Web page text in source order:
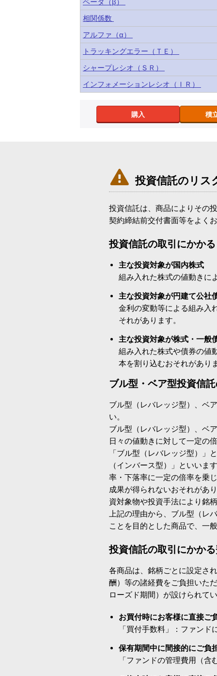
ベータ（β）
相関係数
アルファ（α）
トラッキングエラー（ＴＥ）
シャープレシオ（ＳＲ）
インフォメーションレシオ（ＩＲ）
購入 積
 投資信託のリス
投資信託は、商品によりその
契約締結前交付書面等をよく
投資信託の取引にかか
主な投資対象が国内株式
組み入れた株式の値動きに
主な投資対象が円建て公社
金利の変動等による組み入
それがあります。
主な投資対象が株式・一般
組み入れた株式や債券の値
本を割り込むおそれがあり
ブル型・ベア型投資信
ブル型（レバレッジ型）、ベ
い。
ブル型（レバレッジ型）、ベ
日々の値動きに対して一定の
「ブル型（レバレッジ型）」
（インバース型）」といいま
率・下落率に一定の倍率を乗
成果が得られないおそれがあ
資対象物や投資手法により銘
上記の理由から、ブル型（レ
ことを目的とした商品で、一
投資信託の取引にかか
各商品は、銘柄ごとに設定さ
酬）等の諸経費をご負担いた
ローズド期間）が設けられて
お買付時にお客様に直接ご
「買付手数料」：ファンド
保有期間中に間接的にご負
「ファンドの管理費用（